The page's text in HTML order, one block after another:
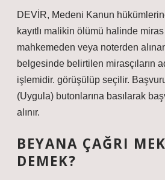
DEVİR, Medeni Kanun
kayıtlı malikin ölümü halinde miras
mahkemeden veya noterden
belgesinde belirtilen mirasçıların
işlemidir. görüşülüp seçilir.
(Uygula) butonlarına basılarak
alınır.
BEYANA ÇAĞRI
DEMEK?